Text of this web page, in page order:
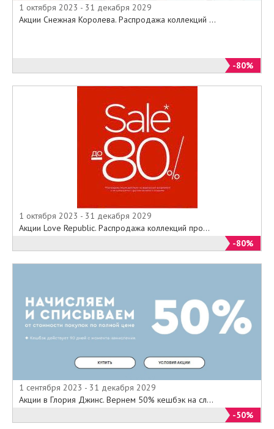
1 октября 2023 - 31 декабря 2029
Акции Снежная Королева. Распродажа коллекций ...
-80%
1 октября 2023 - 31 декабря 2029
Акции Love Republic. Распродажа коллекций про...
-80%
1 сентября 2023 - 31 декабря 2029
Акции в Глория Джинс. Вернем 50% кешбэк на сл...
-50%